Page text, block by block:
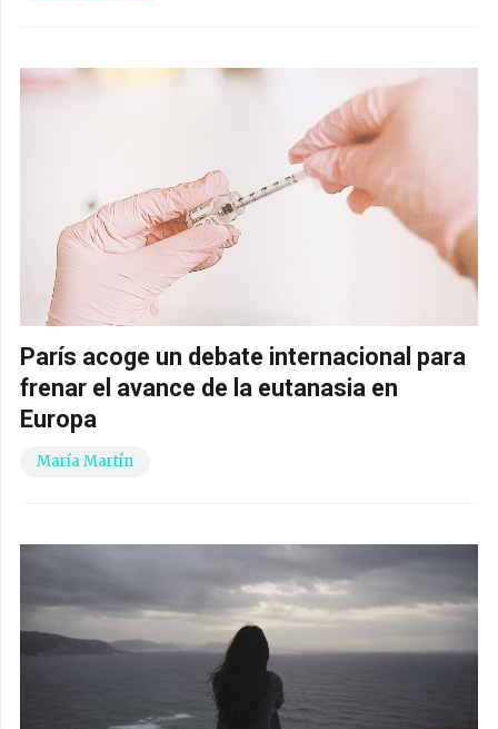
París acoge un debate internacional para
frenar el avance de la eutanasia en
Europa
María Martín